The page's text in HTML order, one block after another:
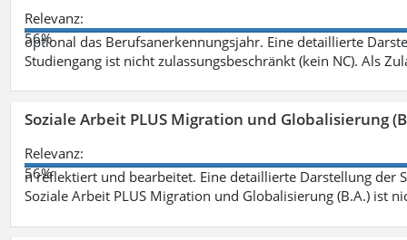
Relevanz:
56%
optional das Berufsanerkennungsjahr. Eine detaillierte
Studiengang ist nicht zulassungsbeschränkt (kein NC). Als
Soziale Arbeit PLUS Migration und Globalisierung
Relevanz:
56%
n reflektiert und bearbeitet. Eine detaillierte Darstellung der
Soziale Arbeit PLUS Migration und Globalisierung (B.A.) ist